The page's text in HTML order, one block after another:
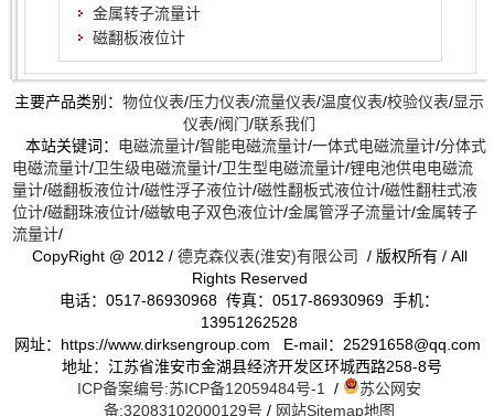
金属转子流量计
磁翻板液位计
主要产品类别： 物位仪表/压力仪表/流量仪表/温度仪表/校验仪表/显示
仪表/阀门/联系我们
本站关键词： 电磁流量计/智能电磁流量计/一体式电磁流量计/分体式
电磁流量计/卫生级电磁流量计/卫生型电磁流量计/锂电池供电电磁流
量计/磁翻板液位计/磁性浮子液位计/磁性翻板式液位计/磁性翻柱式液
位计/磁翻珠液位计/磁敏电子双色液位计/金属管浮子流量计/金属转子
流量计/
CopyRight @ 2012 / 德克森仪表(淮安)有限公司 / 版权所有 / All
Rights Reserved
电话：0517-86930968 传真：0517-86930969 手机：
13951262528
网址：https://www.dirksengroup.com E-mail：25291658@qq.com
地址：江苏省淮安市金湖县经济开发区环城西路258-8号
ICP备案编号:苏ICP备12059484号-1
/
苏公网安
备:32083102000129号 / 网站Sitemap地图